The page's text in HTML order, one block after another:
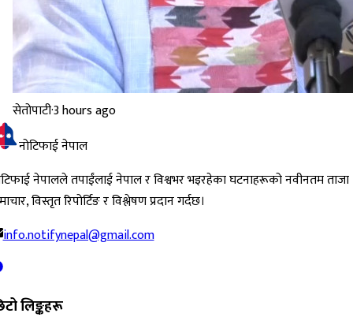
सेतोपाटी·3 hours ago
नोटिफाई नेपाल
नेपालले तपाईंलाई नेपाल र विश्वभर भइरहेका घटनाहरूको नवीनतम ताजा
विस्तृत रिपोर्टिङ र विश्लेषण प्रदान गर्दछ।
info.notifynepal@gmail.com
लिङ्कहरू